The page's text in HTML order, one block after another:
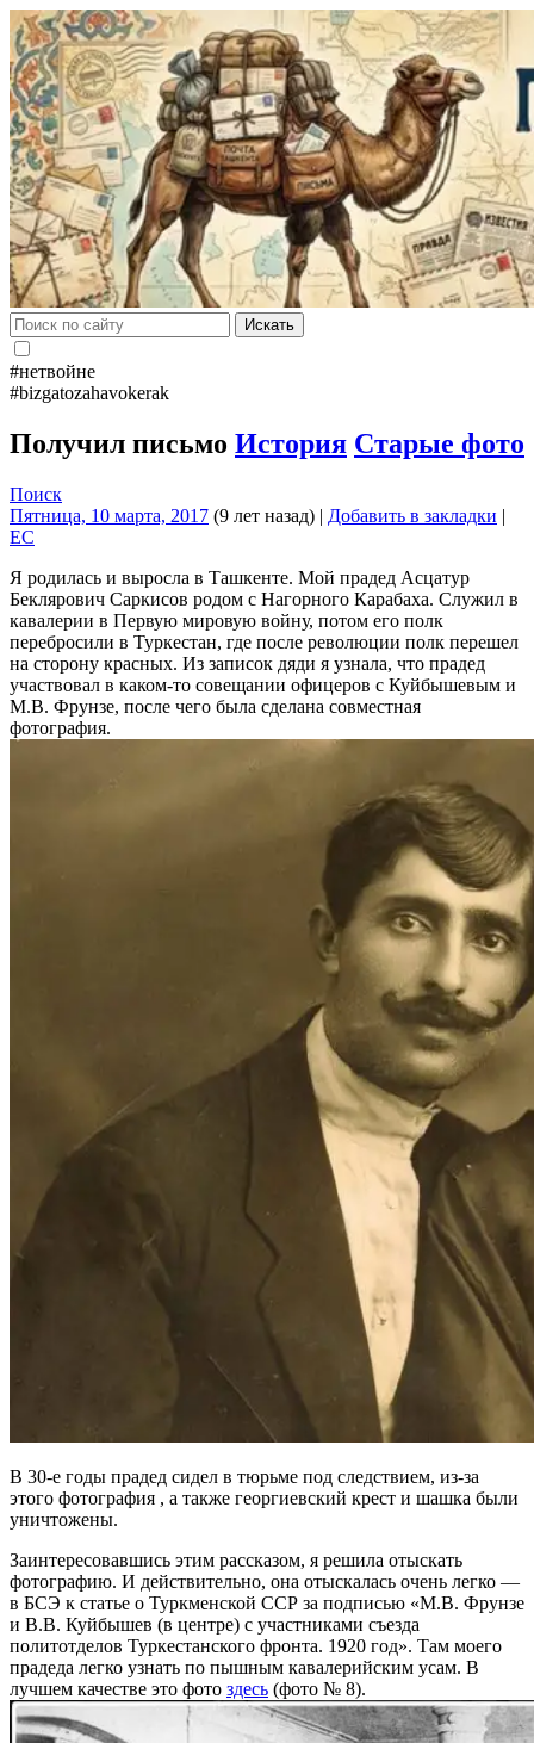
Искать
#нетвойне
#bizgatozahavokerak
Получил письмо История Старые фото
Поиск
Пятница, 10 марта, 2017 (9 лет назад) | Добавить в закладки |
EC
Я родилась и выросла в Ташкенте. Мой прадед Асцатур
Беклярович Саркисов родом с Нагорного Карабаха. Служил в
кавалерии в Первую мировую войну, потом его полк
перебросили в Туркестан, где после революции полк перешел
на сторону красных. Из записок дяди я узнала, что прадед
участвовал в каком-то совещании офицеров с Куйбышевым и
М.В. Фрунзе, после чего была сделана совместная
фотография.
В 30-е годы прадед сидел в тюрьме под следствием, из-за
этого фотография , а также георгиевский крест и шашка были
уничтожены.
Заинтересовавшись этим рассказом, я решила отыскать
фотографию. И действительно, она отыскалась очень легко —
в БСЭ к статье о Туркменской ССР за подписью «М.В. Фрунзе
и В.В. Куйбышев (в центре) с участниками съезда
политотделов Туркестанского фронта. 1920 год». Там моего
прадеда легко узнать по пышным кавалерийским усам. В
лучшем качестве это фото здесь (фото № 8).